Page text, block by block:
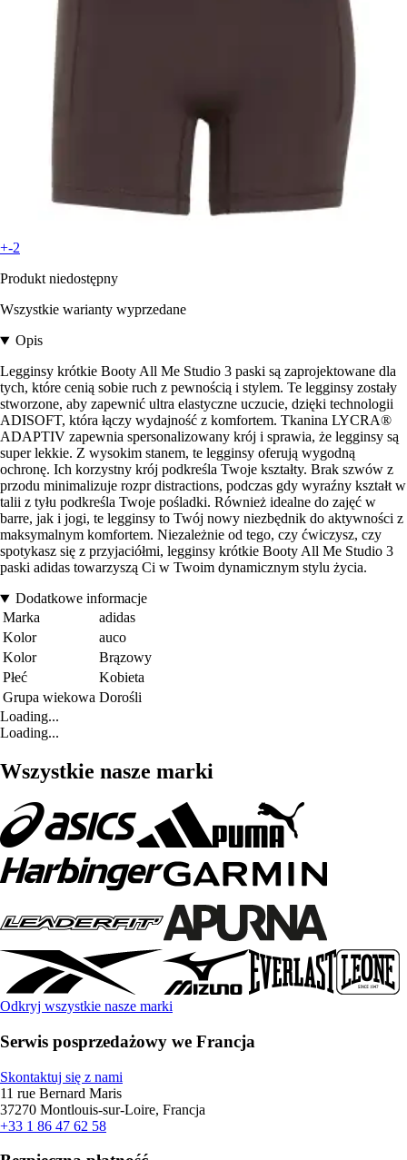
+-2
Produkt niedostępny
Wszystkie warianty wyprzedane
Opis
Legginsy krótkie Booty All Me Studio 3 paski są zaprojektowane dla
tych, które cenią sobie ruch z pewnością i stylem. Te legginsy zostały
stworzone, aby zapewnić ultra elastyczne uczucie, dzięki technologii
ADISOFT, która łączy wydajność z komfortem. Tkanina LYCRA®
ADAPTIV zapewnia spersonalizowany krój i sprawia, że legginsy są
super lekkie. Z wysokim stanem, te legginsy oferują wygodną
ochronę. Ich korzystny krój podkreśla Twoje kształty. Brak szwów z
przodu minimalizuje rozpr distractions, podczas gdy wyraźny kształt w
talii z tyłu podkreśla Twoje pośladki. Również idealne do zajęć w
barre, jak i jogi, te legginsy to Twój nowy niezbędnik do aktywności z
maksymalnym komfortem. Niezależnie od tego, czy ćwiczysz, czy
spotykasz się z przyjaciółmi, legginsy krótkie Booty All Me Studio 3
paski adidas towarzyszą Ci w Twoim dynamicznym stylu życia.
Dodatkowe informacje
Marka
adidas
Kolor
auco
Kolor
Brązowy
Płeć
Kobieta
Grupa wiekowa Dorośli
Loading...
Loading...
Wszystkie nasze marki
Odkryj wszystkie nasze marki
Serwis posprzedażowy we Francja
Skontaktuj się z nami
11 rue Bernard Maris
37270 Montlouis-sur-Loire, Francja
+33 1 86 47 62 58